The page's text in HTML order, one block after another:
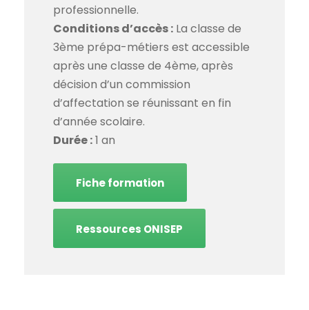
professionnelle.
Conditions d’accès : La classe de
3ème prépa-métiers est accessible
après une classe de 4ème, après
décision d’un commission
d’affectation se réunissant en fin
d’année scolaire.
Durée :1 an
Fiche formation
Ressources ONISEP